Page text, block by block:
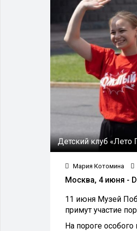
Детский клуб «Лето
Мария Котомина
Москва, 4 июня -
11 июня Музей
примут участие
На пороге